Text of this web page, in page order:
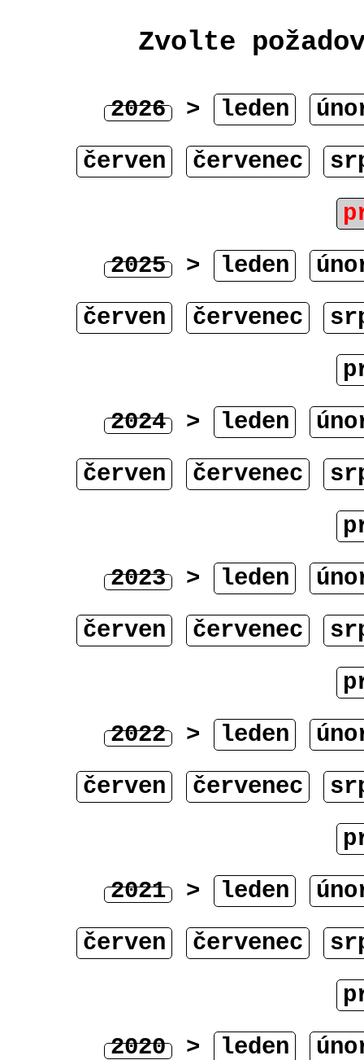
Zvolte
2026 > leden
červen
červenec
2025 > leden
červen
červenec
2024 > leden
červen
červenec
2023 > leden
červen
červenec
2022 > leden
červen
červenec
2021 > leden
červen
červenec
2020 > leden